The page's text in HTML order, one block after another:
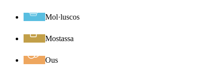
Mol·luscos
Mostassa
Ous